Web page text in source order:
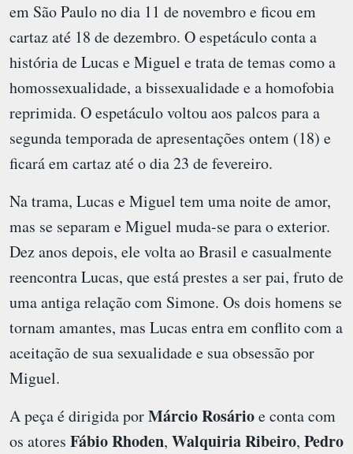
em São Paulo no dia 11 de novembro e ficou em
cartaz até 18 de dezembro. O espetáculo conta a
história de Lucas e Miguel e trata de temas como a
homossexualidade, a bissexualidade e a homofobia
reprimida. O espetáculo voltou aos palcos para a
segunda temporada de apresentações ontem (18) e
ficará em cartaz até o dia 23 de fevereiro.
Na trama, Lucas e Miguel tem uma noite de amor,
mas se separam e Miguel muda-se para o exterior.
Dez anos depois, ele volta ao Brasil e casualmente
reencontra Lucas, que está prestes a ser pai, fruto de
uma antiga relação com Simone. Os dois homens se
tornam amantes, mas Lucas entra em conflito com a
aceitação de sua sexualidade e sua obsessão por
Miguel.
A peça é dirigida porMárcio Rosárioe conta com
os atores Fábio Rhoden, Walquiria Ribeiro, Pedro